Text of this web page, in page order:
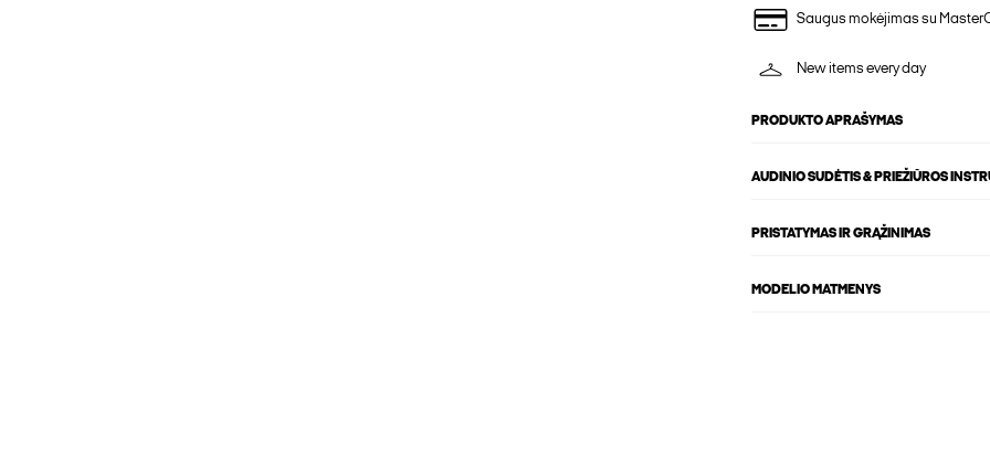
Saugus mokėjimas su
New items every day
PRODUKTO APRAŠYMAS
AUDINIO SUDĖTIS & PRIEŽIŪROS
PRISTATYMAS IR GRĄŽINIMAS
MODELIO MATMENYS